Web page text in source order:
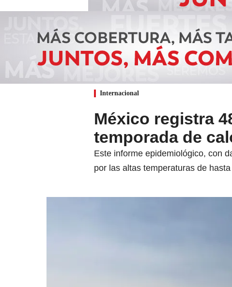
Internacional
México registra
temporada de
Este informe epidemiológico, con
por las altas temperaturas de hasta